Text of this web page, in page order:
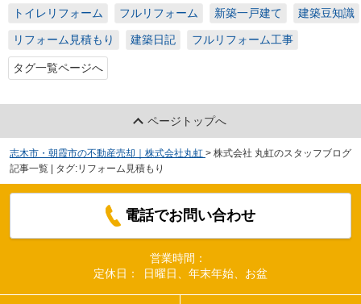
トイレリフォーム フルリフォーム 新築一戸建て 建築豆知識
リフォーム見積もり 建築日記 フルリフォーム工事
タグ一覧ページへ
ページトップへ
志木市・朝霞市の不動産売却｜株式会社丸虹 > 株式会社 丸虹のスタッフブログ
記事一覧 | タグ:リフォーム見積もり
電話でお問い合わせ
営業時間：
定休日：
日曜日、年末年始、お盆